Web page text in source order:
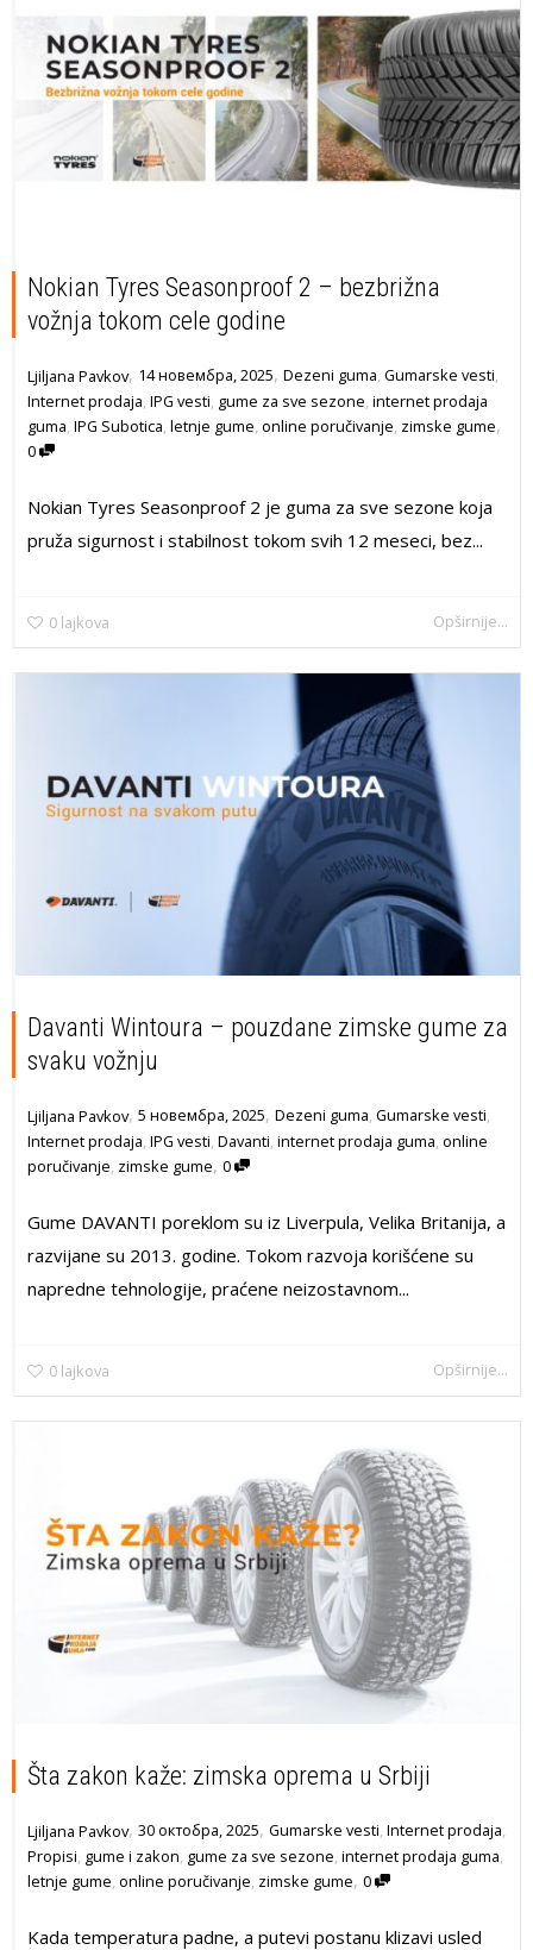
Nokian Tyres Seasonproof 2 – bezbrižna
vožnja tokom cele godine
Ljiljana Pavkov, 14 новембра, 2025, Dezeni guma, Gumarske vesti,
Internet prodaja, IPG vesti, gume za sve sezone, internet prodaja
guma, IPG Subotica, letnje gume, online poručivanje, zimske gume,
0
Nokian Tyres Seasonproof 2 je guma za sve sezone koja
pruža sigurnost i stabilnost tokom svih 12 meseci, bez...
0 lajkova Opširnije...
Davanti Wintoura – pouzdane zimske gume za
svaku vožnju
Ljiljana Pavkov, 5 новембра, 2025, Dezeni guma, Gumarske vesti,
Internet prodaja, IPG vesti, Davanti, internet prodaja guma, online
poručivanje, zimske gume, 0
Gume DAVANTI poreklom su iz Liverpula, Velika Britanija, a
razvijane su 2013. godine. Tokom razvoja korišćene su
napredne tehnologije, praćene neizostavnom...
0 lajkova Opširnije...
Šta zakon kaže: zimska oprema u Srbiji
Ljiljana Pavkov, 30 октобра, 2025, Gumarske vesti, Internet prodaja,
Propisi, gume i zakon, gume za sve sezone, internet prodaja guma,
letnje gume, online poručivanje, zimske gume, 0
Kada temperatura padne, a putevi postanu klizavi usled